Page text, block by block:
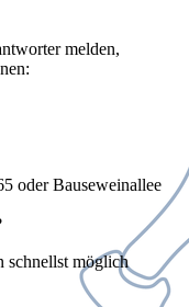
melden,
oder Bauseweinallee
schnellst möglich